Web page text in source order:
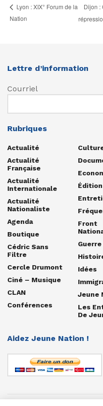
Lyon : XIX° Forum de la
Nation
Dijon :
Lettre d’information
Courriel
Rubriques
Actualité
Actualité
Française
Actualité
Internationale
Actualité
Nationaliste
Agenda
Boutique
Cédric Sans
Filtre
Cercle Drumont
Ciné – Musique
CLAN
Conférences
Édition
Front
Idées
Jeune
Les
De
Aidez Jeune Nation !